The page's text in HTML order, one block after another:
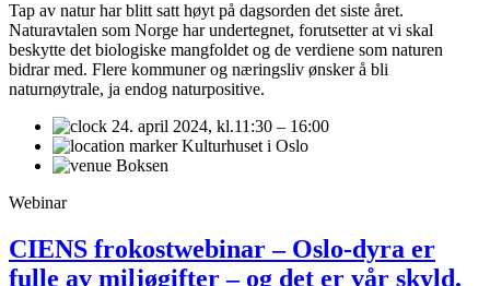
Tap av natur har blitt satt høyt på dagsorden det siste året.
Naturavtalen som Norge har undertegnet, forutsetter at vi skal
beskytte det biologiske mangfoldet og de verdiene som naturen
bidrar med. Flere kommuner og næringsliv ønsker å bli
naturnøytrale, ja endog naturpositive.
24. april 2024, kl.11:30 – 16:00
Kulturhuset i Oslo
Boksen
Webinar
CIENS frokostwebinar – Oslo-dyra er
fulle av miljøgifter – og det er vår skyld.